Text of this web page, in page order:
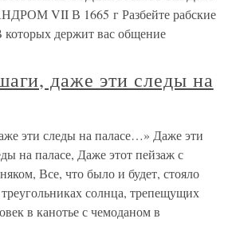
VII В 1665 г Разбейте рабские
держит вас общение
даже эти следы на
эти следы на паласе…» Даже эти
на паласе, Даже этот пейзаж с
Все, что было и будет, стояло
треугольниках солнца, трепещущих
в канотье с чемоданом в